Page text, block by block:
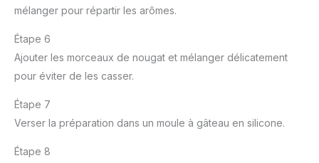
mélanger pour répartir les arômes.
Étape 6
Ajouter les morceaux de nougat et mélanger délicatement
pour éviter de les casser.
Étape 7
Verser la préparation dans un moule à gâteau en silicone.
Étape 8